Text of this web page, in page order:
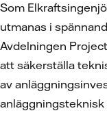
Som
utmanas i
Avdelningen
att säkerställa
av